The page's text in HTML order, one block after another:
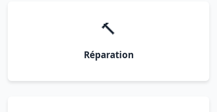
🔨
Réparation